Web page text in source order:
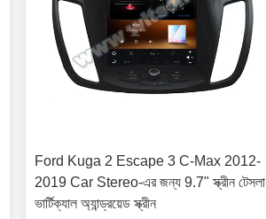
Ford Kuga 2 Escape 3 C-Max 2012-
2019 Car Stereo-এর জন্য 9.7" স্ক্রীন টেসলা
ভার্টিক্যাল অ্যান্ড্রয়েড স্ক্রীন